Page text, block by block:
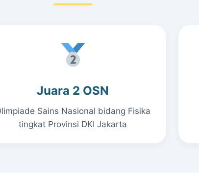
Juara 2 OSN
Sains Nasional bidang Fisika
tingkat Provinsi DKI Jakarta